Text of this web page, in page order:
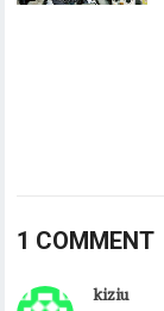
1 COMMENT
kiziu